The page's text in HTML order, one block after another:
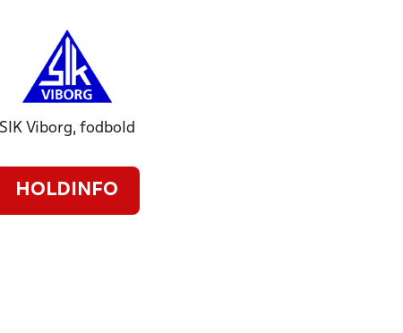
SIK Viborg, fodbold
HOLDINFO